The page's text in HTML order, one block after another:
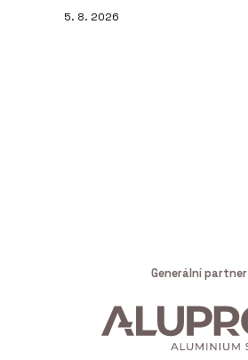
5. 8. 2026
Generální partner